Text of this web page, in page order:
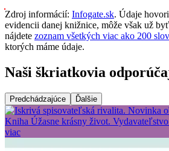
Zdroj informácií: Infogate.sk. Údaje
evidencii danej knižnice, môže však už
nájdete zoznam všetkých viac ako 200
ktorých máme údaje.
Naši škriatkovia
Predchádzajúce Ďalšie